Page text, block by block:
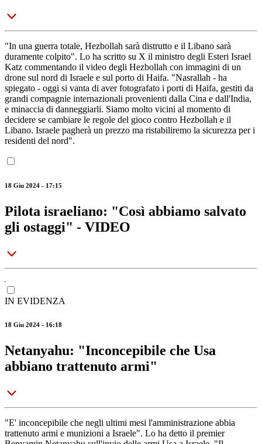
"In una guerra totale, Hezbollah sarà distrutto e il Libano sarà
duramente colpito". Lo ha scritto su X il ministro degli Esteri Israel
Katz commentando il video degli Hezbollah con immagini di un
drone sul nord di Israele e sul porto di Haifa. "Nasrallah - ha
spiegato - oggi si vanta di aver fotografato i porti di Haifa, gestiti da
grandi compagnie internazionali provenienti dalla Cina e dall'India,
e minaccia di danneggiarli. Siamo molto vicini al momento di
decidere se cambiare le regole del gioco contro Hezbollah e il
Libano. Israele pagherà un prezzo ma ristabiliremo la sicurezza per i
residenti del nord".
18 Giu 2024 - 17:15
Pilota israeliano: "Così abbiamo salvato
gli ostaggi" - VIDEO
IN EVIDENZA
18 Giu 2024 - 16:18
Netanyahu: "Inconcepibile che Usa
abbiano trattenuto armi"
"E' inconcepibile che negli ultimi mesi l'amministrazione abbia
trattenuto armi e munizioni a Israele". Lo ha detto il premier